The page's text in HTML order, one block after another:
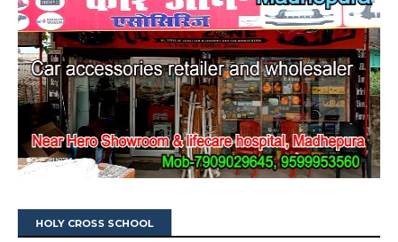
HOLY CROSS SCHOOL